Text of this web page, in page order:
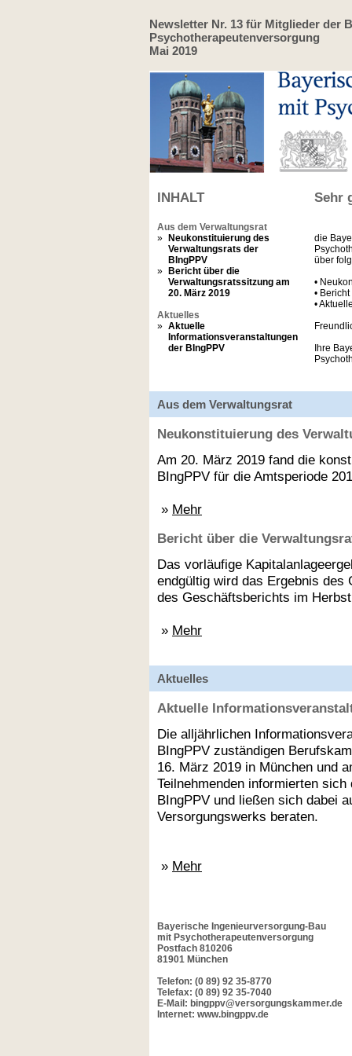
Newsletter Nr. 13 für Mitglieder der
Psychotherapeutenversorgung
Mai 2019
INHALT
Aus dem Verwaltungsrat
»
Neukonstituierung des
Verwaltungsrats der
BIngPPV
»
Bericht über die
Verwaltungsratssitzung am
20. März 2019
Aktuelles
» Aktuelle
Informationsveranstaltungen
der BIngPPV
Sehr
die
über
•
•
•
Ihre
Aus dem Verwaltungsrat
Neukonstituierung des
Am 20. März 2019 fand die
BIngPPV für die Amtsperiode
» Mehr
Bericht über die
Das vorläufige
endgültig wird das Ergebnis
des Geschäftsberichts im
» Mehr
Aktuelles
Aktuelle
Die alljährlichen
BIngPPV zuständigen
16. März 2019 in München und
Teilnehmenden informierten
BIngPPV und ließen sich dabei
Versorgungswerks beraten.
» Mehr
Bayerische Ingenieurversorgung-Bau
mit Psychotherapeutenversorgung
Postfach 810206
81901 München
Telefon: (0 89) 92 35-8770
Telefax: (0 89) 92 35-7040
E-Mail: bingppv@versorgungskammer.de
Internet: www.bingppv.de